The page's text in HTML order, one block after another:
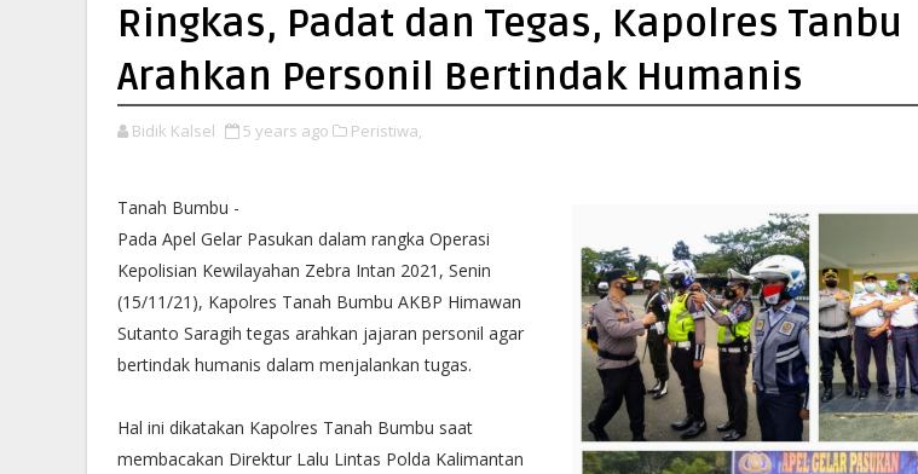
Ringkas, Padat dan Tegas, Kapolres Tanbu
Arahkan Personil Bertindak Humanis
Bidik Kalsel 5 years ago Peristiwa,
Tanah Bumbu -
Pada Apel Gelar Pasukan dalam rangka Operasi
Kepolisian Kewilayahan Zebra Intan 2021, Senin
(15/11/21), Kapolres Tanah Bumbu AKBP Himawan
Sutanto Saragih tegas arahkan jajaran personil agar
bertindak humanis dalam menjalankan tugas.
Hal ini dikatakan Kapolres Tanah Bumbu saat
membacakan Direktur Lalu Lintas Polda Kalimantan